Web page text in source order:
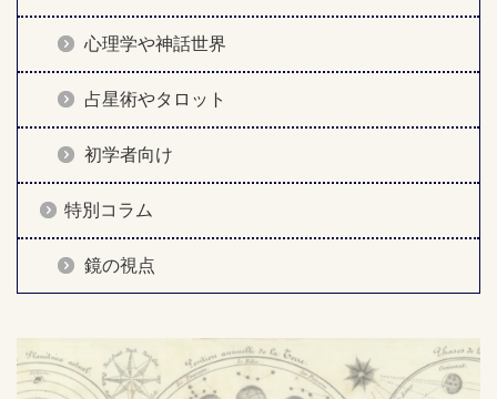
心理学や神話世界
占星術やタロット
初学者向け
特別コラム
鏡の視点